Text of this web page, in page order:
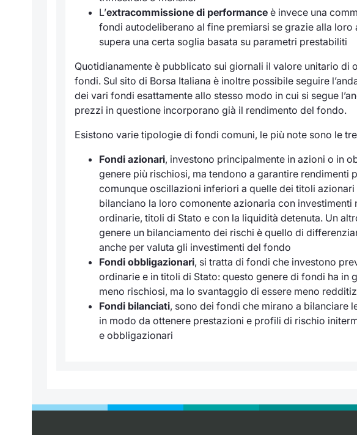
L’extracommissione di performance è invece una
fondi autodeliberano al fine premiarsi se grazie alla
supera una certa soglia basata su parametri prestabiliti
Quotidianamente è pubblicato sui giornali il valore unitario di
fondi. Sul sito di Borsa Italiana è inoltre possibile seguire
dei vari fondi esattamente allo stesso modo in cui si segue
prezzi in questione incorporano già il rendimento del fondo.
Esistono varie tipologie di fondi comuni, le più note sono le
Fondi azionari, investono principalmente in azioni o in
genere più rischiosi, ma tendono a garantire rendimenti
comunque oscillazioni inferiori a quelle dei titoli
bilanciano la loro comonente azionaria con
ordinarie, titoli di Stato e con la liquidità detenuta. Un
genere un bilanciamento dei rischi è quello di
anche per valuta gli investimenti del fondo
Fondi obbligazionari, si tratta di fondi che investono
ordinarie e in titoli di Stato: questo genere di fondi ha in
meno rischiosi, ma lo svantaggio di essere meno
Fondi bilanciati, sono dei fondi che mirano a bilanciare
in modo da ottenere prestazioni e profili di rischio
e obbligazionari